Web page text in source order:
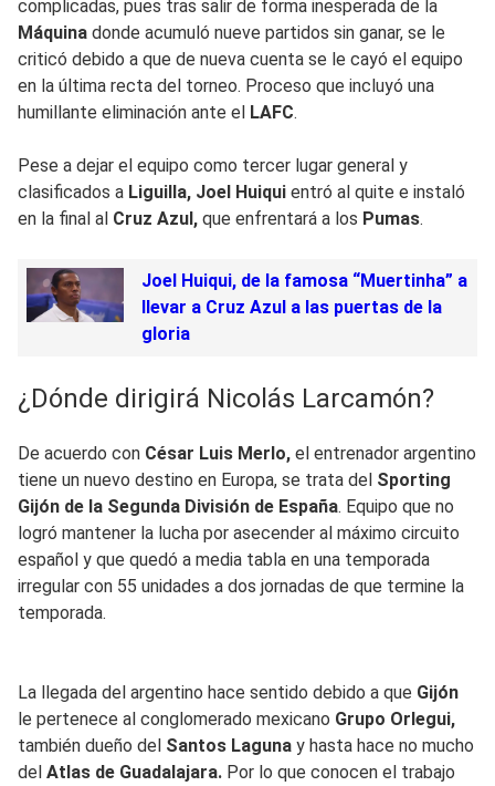
complicadas, pues tras salir de forma inesperada de la
Máquina donde acumuló nueve partidos sin ganar, se le
criticó debido a que de nueva cuenta se le cayó el equipo
en la última recta del torneo. Proceso que incluyó una
humillante eliminación ante el LAFC.
Pese a dejar el equipo como tercer lugar general y
clasificados a Liguilla, Joel Huiqui entró al quite e instaló
en la final al Cruz Azul, que enfrentará a los Pumas.
Joel Huiqui, de la famosa “Muertinha” a
llevar a Cruz Azul a las puertas de la
gloria
¿Dónde dirigirá Nicolás Larcamón?
De acuerdo con César Luis Merlo, el entrenador argentino
tiene un nuevo destino en Europa, se trata del Sporting
Gijón de la Segunda División de España. Equipo que no
logró mantener la lucha por asecender al máximo circuito
español y que quedó a media tabla en una temporada
irregular con 55 unidades a dos jornadas de que termine la
temporada.
La llegada del argentino hace sentido debido a que Gijón
le pertenece al conglomerado mexicano Grupo Orlegui,
también dueño del Santos Laguna y hasta hace no mucho
del Atlas de Guadalajara. Por lo que conocen el trabajo